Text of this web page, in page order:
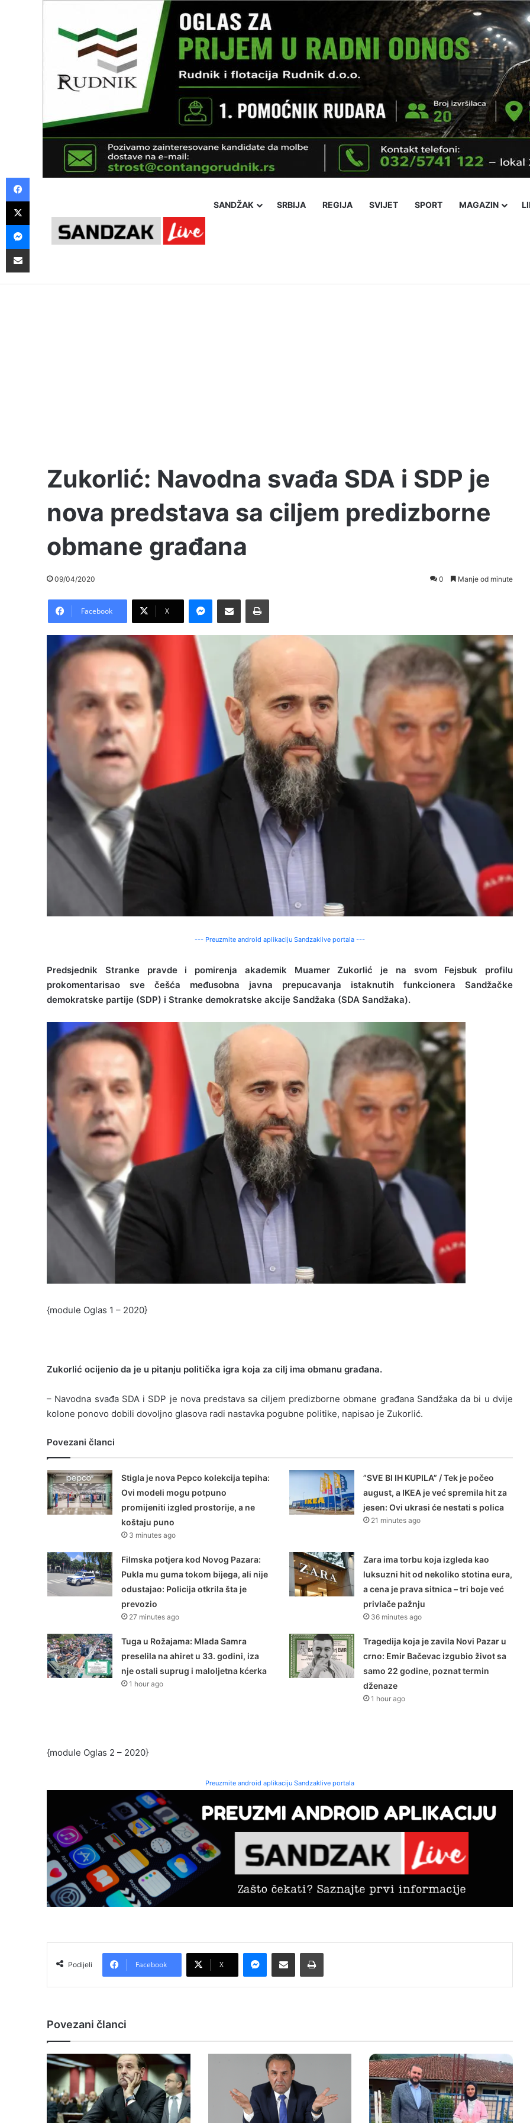
SANDŽAK SRBIJA REGIJA SVIJET SPORT MAGAZIN
Friday, 7 August 2026 Politika
Zukorlić: Navodna svađa SDA i SDP je
nova predstava sa ciljem predizborne
obmane građana
09/04/2020 0 Manje od minute
Facebook X
Messenger
Pošalji preko E-Maila Printaj
--- Preuzmite android aplikaciju Sandzaklive portala ---
Predsjednik Stranke pravde i pomirenja akademik Muamer Zukorlić je na svom Fejsbuk profilu
prokomentarisao sve češća međusobna javna prepucavanja istaknutih funkcionera Sandžačke
demokratske partije (SDP) i Stranke demokratske akcije Sandžaka (SDA Sandžaka).
{module Oglas 1 – 2020}
Zukorlić ocijenio da je u pitanju politička igra koja za cilj ima obmanu građana.
– Navodna svađa SDA i SDP je nova predstava sa ciljem predizborne obmane građana Sandžaka da bi u dvije
kolone ponovo dobili dovoljno glasova radi nastavka pogubne politike, napisao je Zukorlić.
Povezani članci
Stigla je nova Pepco kolekcija tepiha:
Ovi modeli mogu potpuno
promijeniti izgled prostorije, a ne
koštaju puno
3 minutes ago
”SVE BI IH KUPILA” / Tek je počeo
august, a IKEA je već spremila hit za
jesen: Ovi ukrasi će nestati s polica
21 minutes ago
Filmska potjera kod Novog Pazara:
Pukla mu guma tokom bijega, ali nije
odustajao: Policija otkrila šta je
prevozio
27 minutes ago
Zara ima torbu koja izgleda kao
luksuzni hit od nekoliko stotina eura,
a cena je prava sitnica – tri boje već
privlače pažnju
36 minutes ago
Tuga u Rožajama: Mlada Samra
preselila na ahiret u 33. godini, iza
nje ostali suprug i maloljetna kćerka
1 hour ago
Tragedija koja je zavila Novi Pazar u
crno: Emir Bačevac izgubio život sa
samo 22 godine, poznat termin
dženaze
1 hour ago
{module Oglas 2 – 2020}
Preuzmite android aplikaciju Sandzaklive portala
Podijeli Facebook X
Messenger
Pošalji preko E-Maila Printaj
Povezani članci
Facebook
X
Messenger
Pošalji preko E-Maila